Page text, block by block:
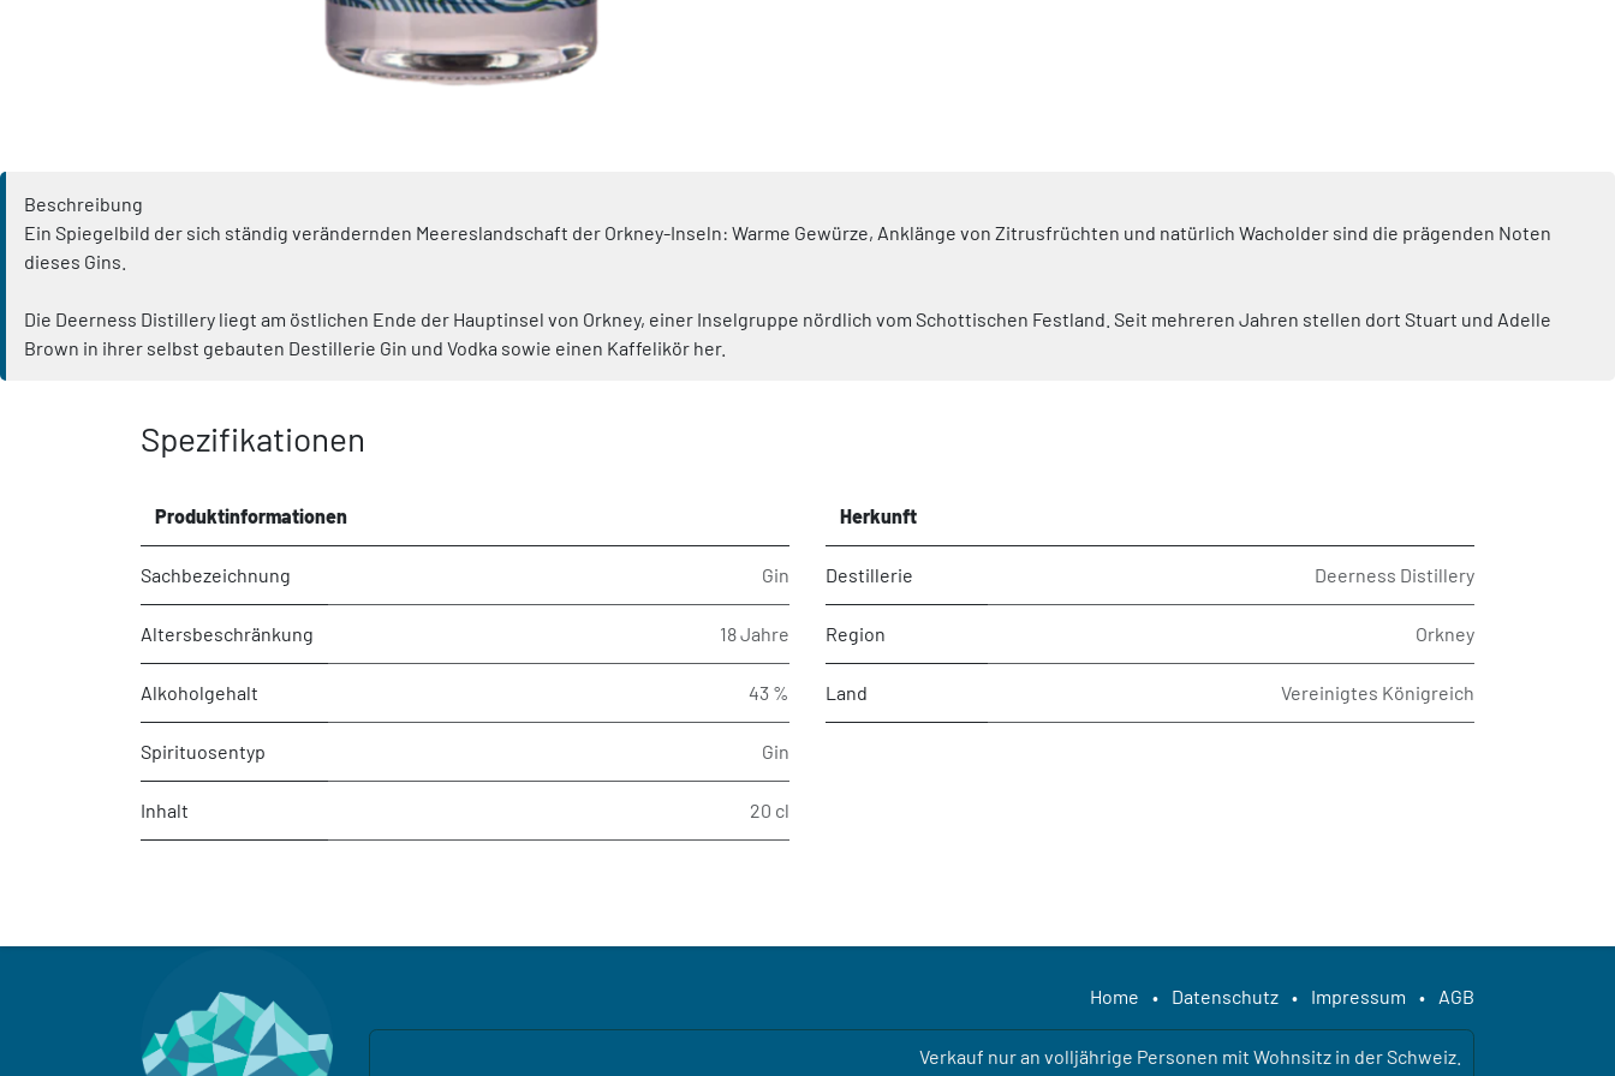
Beschreibung
Ein Spiegelbild der sich ständig verändernden Meereslandschaft der Orkney-Inseln: Warme Gewürze, Anklänge von Zitrusfrüchten und natürlich Wacholder sind die prägenden Noten
dieses Gins.
Die Deerness Distillery liegt am östlichen Ende der Hauptinsel von Orkney, einer Inselgruppe nördlich vom Schottischen Festland. Seit mehreren Jahren stellen dort Stuart und Adelle
Brown in ihrer selbst gebauten Destillerie Gin und Vodka sowie einen Kaffelikör her.
Spezifikationen
Produktinformationen
Sachbezeichnung Gin
Altersbeschränkung 18 Jahre
Alkoholgehalt 43 %
Spirituosentyp Gin
Inhalt 20 cl
Herkunft
Destillerie Deerness Distillery
Region Orkney
Land Vereinigtes Königreich
Home • Datenschutz • Impressum • AGB
Verkauf nur an volljährige Personen mit Wohnsitz in der Schweiz.